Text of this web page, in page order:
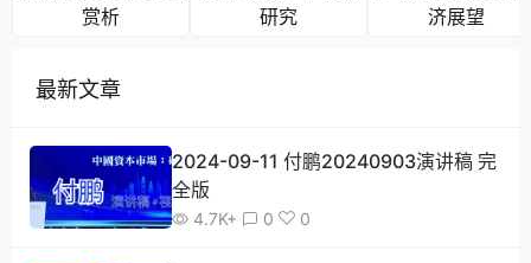
赏析
研究
济展望
最新文章
2024-09-11 付鹏20240903演讲稿 完
全版
4.7K+ 0 0